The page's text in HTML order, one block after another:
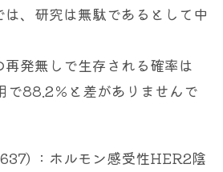
は、研究は無駄であるとして中
再発無しで生存される確率は
で88.2％と差がありませんで
：ホルモン感受性HER2陰